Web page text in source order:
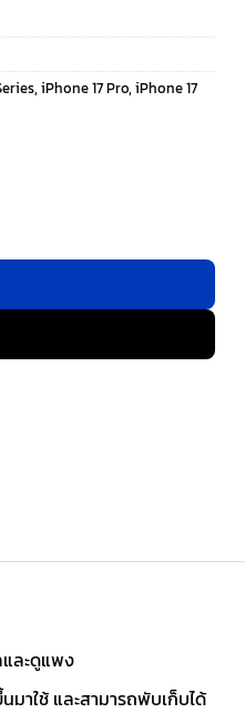
, iPhone 17 Pro, iPhone 17
- เคส iPhone 17 Pro - สี
ละดูแพง
าใช้ และสามารถพับเก็บได้